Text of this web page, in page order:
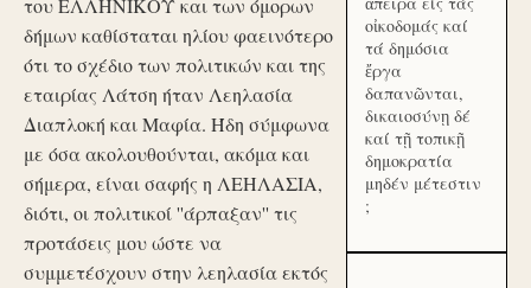
του ΕΛΛΗΝΙΚΟΥ και των όμορων
δήμων καθίσταται ηλίου φαεινότερο
ότι το σχέδιο των πολιτικών και της
εταιρίας Λάτση ήταν Λεηλασία
Διαπλοκή και Μαφία. Ήδη σύμφωνα
με όσα ακολουθούνται, ακόμα και
σήμερα, είναι σαφής η ΛΕΗΛΑΣΙΑ,
διότι, οι πολιτικοί ''άρπαξαν'' τις
προτάσεις μου ώστε να
συμμετέσχουν στην λεηλασία εκτός
οἰκοδομάς καί
τά δημόσια
ἔργα
δαπανῶνται,
δικαιοσύνῃ δέ
καί τῇ τοπικῇ
δημοκρατία
μηδέν μέτεστιν
;